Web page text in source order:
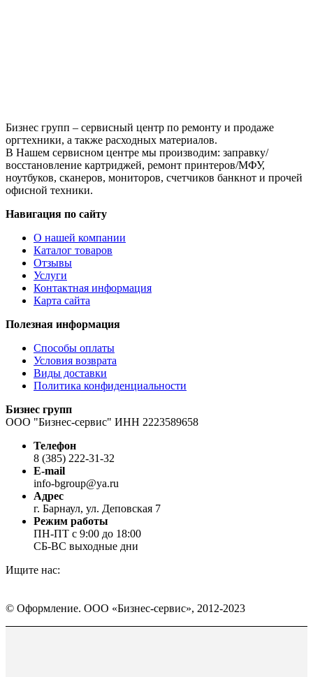
Бизнес групп – сервисный центр по ремонту и продаже
оргтехники, а также расходных материалов.
В Нашем сервисном центре мы производим: заправку/
восстановление картриджей, ремонт принтеров/МФУ,
ноутбуков, сканеров, мониторов, счетчиков банкнот и прочей
офисной техники.
Навигация по сайту
О нашей компании
Каталог товаров
Отзывы
Услуги
Контактная информация
Карта сайта
Полезная информация
Способы оплаты
Условия возврата
Виды доставки
Политика конфиденциальности
Бизнес групп
ООО "Бизнес-сервис" ИНН 2223589658
Телефон
8 (385) 222-31-32
E-mail
info-bgroup@ya.ru
Адрес
г. Барнаул, ул. Деповская 7
Режим работы
ПН-ПТ с 9:00 до 18:00
СБ-ВС выходные дни
Ищите нас:
Вконтакте
открывается
в
WhatsApp
открывается
в
Telegram
открывается
в
© Оформление. ООО «Бизнес-сервис», 2012-2023